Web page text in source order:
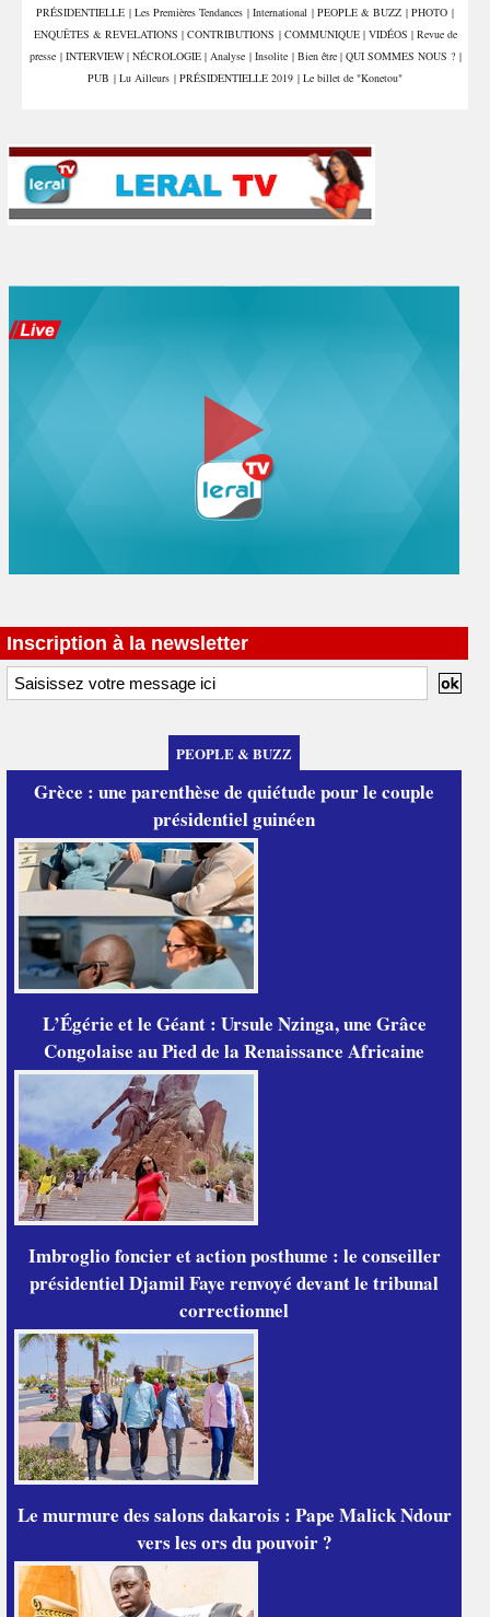
PRÉSIDENTIELLE | Les Premières Tendances | International | PEOPLE & BUZZ | PHOTO |
ENQUÊTES & REVELATIONS | CONTRIBUTIONS | COMMUNIQUE | VIDÉOS | Revue de
presse | INTERVIEW | NÉCROLOGIE | Analyse | Insolite | Bien être | QUI SOMMES NOUS ? |
PUB | Lu Ailleurs | PRÉSIDENTIELLE 2019 | Le billet de "Konetou"
Inscription à la newsletter
PEOPLE & BUZZ
Grèce : une parenthèse de quiétude pour le couple
présidentiel guinéen
L’Égérie et le Géant : Ursule Nzinga, une Grâce
Congolaise au Pied de la Renaissance Africaine
Imbroglio foncier et action posthume : le conseiller
présidentiel Djamil Faye renvoyé devant le tribunal
correctionnel
Le murmure des salons dakarois : Pape Malick Ndour
vers les ors du pouvoir ?